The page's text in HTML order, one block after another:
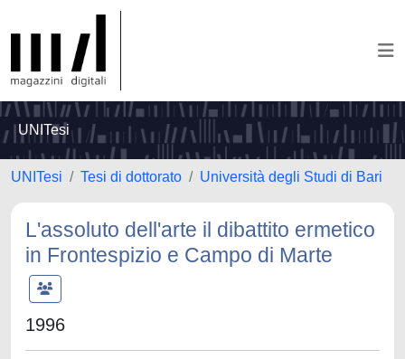
UNITesi
UNITesi Tesi di dottorato Università degli Studi di Bari
L'assoluto dell'arte il dibattito ermetico
in Frontespizio e Campo di Marte
1996